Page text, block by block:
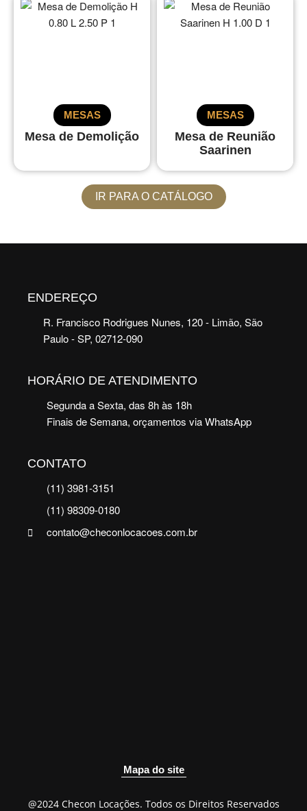
Mesa de Demolição
MESAS
Mesa de Reunião
Saarinen
MESAS
IR PARA O CATÁLOGO
Mapa do site
CONTATO
(11) 3981-3151
(11) 98309-0180
contato@checonlocacoes.com.br
HORÁRIO DE ATENDIMENTO
Segunda a Sexta, das 8h às 18h
Finais de Semana, orçamentos via WhatsApp
ENDEREÇO
R. Francisco Rodrigues Nunes, 120 - Limão, São
Paulo - SP, 02712-090
@2024 Checon Locações. Todos os Direitos Reservados